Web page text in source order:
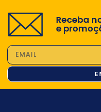
Receba
e